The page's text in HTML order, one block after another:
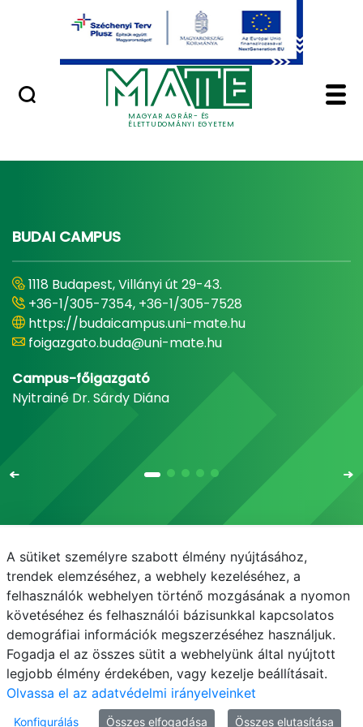
Ugrás a fő tartalomhoz
MAGYAR AGRÁR- ÉS
ÉLETTUDOMÁNYI EGYETEM
Minőségügy
Képzés - Magyar
Képzések
BUDAI CAMPUS
1118 Budapest, Villányi út 29-43.
+36-1/305-7354, +36-1/305-7528
https://budaicampus.uni-mate.hu
foigazgato.buda@uni-mate.hu
Campus-főigazgató
Nyitrainé Dr. Sárdy Diána
Email Telefonkönyv NEPTUN
E-learning
Médiaközpont
Informatikai Igazgatóság
Adatvédelem
A sütiket személyre szabott élmény nyújtásához,
trendek elemzéséhez, a webhely kezeléséhez, a
felhasználók webhelyen történő mozgásának a nyomon
követéséhez és felhasználói bázisunkkal kapcsolatos
demográfiai információk megszerzéséhez használjuk.
Fogadja el az összes sütit a webhelyünk által nyújtott
legjobb élmény érdekében, vagy kezelje beállításait.
Olvassa el az adatvédelmi irányelveinket
Konfigurálás Összes elfogadása Összes elutasítása